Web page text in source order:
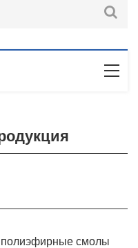
полиэфирные смолы